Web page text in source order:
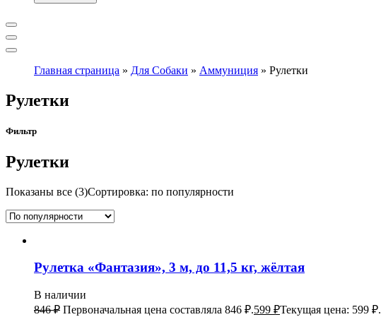
Главная страница » Для Собаки » Аммуниция » Рулетки
Рулетки
Фильтр
Рулетки
Показаны все (3)Сортировка: по популярности
Рулетка «Фантазия», 3 м, до 11,5 кг, жёлтая
В наличии
846₽ Первоначальная цена составляла 846 ₽.599 ₽Текущая цена: 599 ₽.